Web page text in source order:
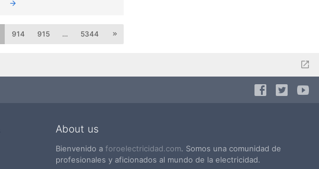
914 915 … 5344
About us
Bienvenido a foroelectricidad.com. Somos una comunidad de
profesionales y aficionados al mundo de la electricidad.